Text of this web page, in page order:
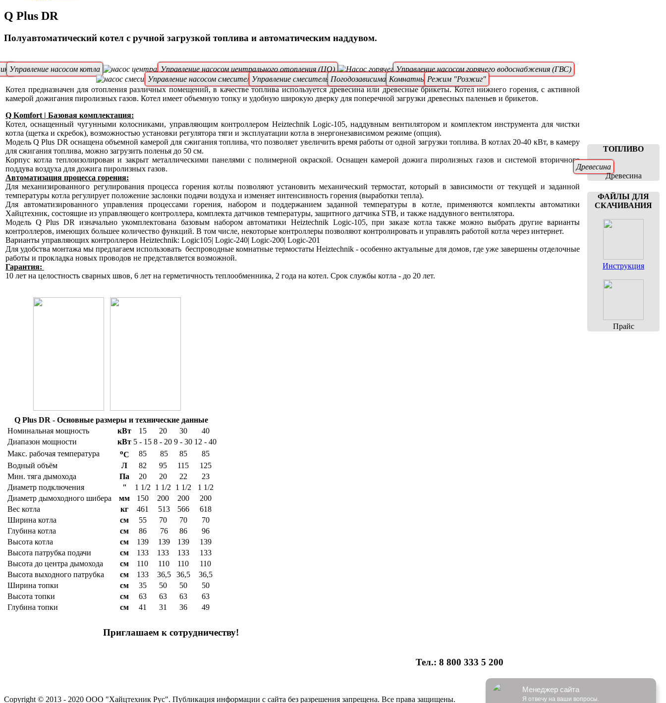
Q Plus DR
Полуавтоматический котел с ручной загрузкой топлива и автоматическим наддувом.
Управление насосом котла Управление насосом центрального отопления (ЦО)
Управление насосом горячего водоснабжения (ГВС)
Управление насосом смесительного клапанаУправление смесительным клапаномПогодозависимая автоматика
Комнатный термостат
Режим "Розжиг"
Котел предназначен для отопления различных помещений, в качестве топлива используется древесина или древесные брикеты. Котел нижнего горения, с активной
камерой дожигания пиролизных газов. Котел имеет объемную топку и удобную широкую дверку для поперечной загрузки древесных паленьев и брикетов.
Q Komfort | Базовая комплектация:
Котел, оснащенный чугунными колосниками, управляющим контроллером Heiztechnik Logic-105, наддувным вентилятором и комплектом инструмента для чистки
котла (щетка и скребок), возможностью установки регулятора тяги и эксплуатации котла в энергонезависимом режиме (опция).
Модель Q Plus DR оснащена объемной камерой для сжигания топлива, что позволяет увеличить время работы от одной загрузки топлива. В котлах 20-40 кВт, в камеру
для сжигания топлива, можно загрузить поленья до 50 см.
Корпус котла теплоизолирован и закрыт металлическими панелями с полимерной окраской. Оснащен камерой дожига пиролизных газов и системой вторичного
поддува воздуха для дожига пиролизных газов.
Автоматизация процесса горения:
Для механизированного регулирования процесса горения котлы позволяют установить механический термостат, который в зависимости от текущей и заданной
температуры котла регулирует положение заслонки подачи воздуха и изменяет интенсивность горения (выработки тепла).
Для автоматизированного управления процессами горения, набором и поддержанием заданной температуры в котле, применяются комплекты автоматики
Хайцтехник, состоящие из управляющего контроллера, комплекта датчиков температуры, защитного датчика STB, и также наддувного вентилятора.
Модель Q Plus DR изначально укомплектована базовым набором автоматики Heiztechnik Logic-105, при заказе котла также можно выбрать другие варианты
контроллеров, имеющих большее количество функций. В том числе, некоторые контроллеры позволяют контролировать и управлять работой котла через интернет.
Варианты управляющих контроллеров Heiztechnik: Logic105| Logic-240| Logic-200| Logic-201
Для удобства монтажа мы предлагаем использовать беспроводные комнатные термостаты Heiztechnik - особенно актуальные для домов, где уже завершены отделочные
работы и прокладка новых проводов не представляется возможной.
Гарантия:
10 лет на целостность сварных швов, 6 лет на герметичность теплообменника, 2 года на котел. Срок службы котла - до 20 лет.
ТОПЛИВО
Древесина
Древесина
ФАЙЛЫ ДЛЯ
СКАЧИВАНИЯ
Инструкция
Прайс
Q Plus DR - Основные размеры и технические данные
Номинальная мощность
кВт 15 20 30
40
Диапазон мощности
кВт 5 - 15 8 - 20 9 - 30 12 - 40
Макс. рабочая температура
oC 85 85 85
85
Водный объём
Л 82 95 115
125
Мин. тяга дымохода
Па 20 20 22
23
Диаметр подключения
" 1 1/2 1 1/2 1 1/2
1 1/2
Диаметр дымоходного шибера
мм 150 200 200
200
Вес котла
кг 461 513 566
618
Ширина котла
см 55 70 70
70
Глубина котла
см 86 76 86
96
Высота котла
см 139 139 139
139
Высота патрубка подачи
см 133 133 133
133
Высота до центра дымохода
см 110 110 110
110
Высота выходного патрубка
см 133 36,5 36,5
36,5
Ширина топки
см 35 50 50
50
Высота топки
см 63 63 63
63
Глубина топки
см 41 31 36 49
Приглашаем к сотрудничеству!
Тел.: 8 800 333 5 200
Copyright © 2013 - 2020 ООО "Хайцтехник Рус". Публикация информации с сайта без разрешения запрещена. Все права защищены.
Менеджер сайта
Я отвечу на ваши вопросы.